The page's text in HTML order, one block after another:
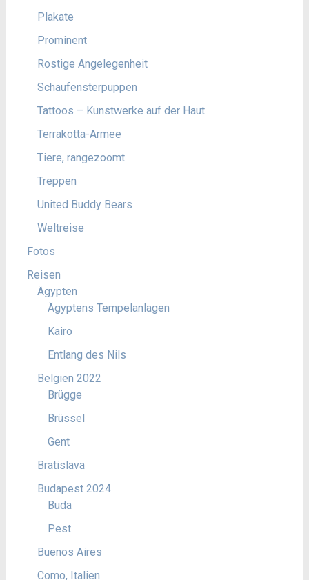
Plakate
Prominent
Rostige Angelegenheit
Schaufensterpuppen
Tattoos – Kunstwerke auf der Haut
Terrakotta-Armee
Tiere, rangezoomt
Treppen
United Buddy Bears
Weltreise
Fotos
Reisen
Ägypten
Ägyptens Tempelanlagen
Kairo
Entlang des Nils
Belgien 2022
Brügge
Brüssel
Gent
Bratislava
Budapest 2024
Buda
Pest
Buenos Aires
Como, Italien